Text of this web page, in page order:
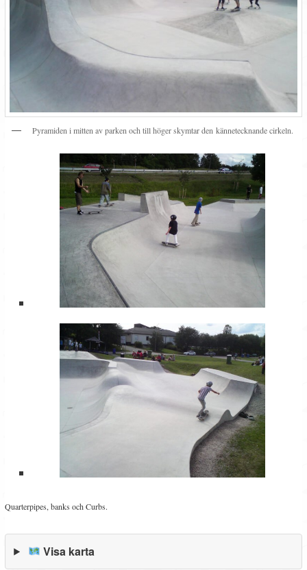
Pyramiden i mitten av parken och till höger skymtar den kännetecknande cirkeln.
Quarterpipes, banks och Curbs.
Visa karta